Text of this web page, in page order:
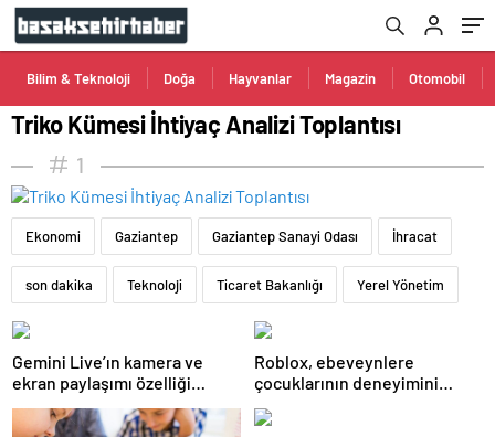
Bilim & Teknoloji Doğa Hayvanlar Magazin Otomobil
Triko Kümesi İhtiyaç Analizi Toplantısı
1
Ekonomi Gaziantep Gaziantep Sanayi Odası İhracat
son dakika Teknoloji Ticaret Bakanlığı Yerel Yönetim
Gemini Live’ın kamera ve
ekran paylaşımı özelliği
Android’de geldi
Roblox, ebeveynlere
çocuklarının deneyimini
kişiselleştirme imkanı sunan
yeni araçlarını duyurdu